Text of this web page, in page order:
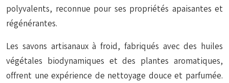
polyvalents, reconnue pour ses propriétés apaisantes et
régénérantes.
Les savons artisanaux à froid, fabriqués avec des huiles
végétales biodynamiques et des plantes aromatiques,
offrent une expérience de nettoyage douce et parfumée.